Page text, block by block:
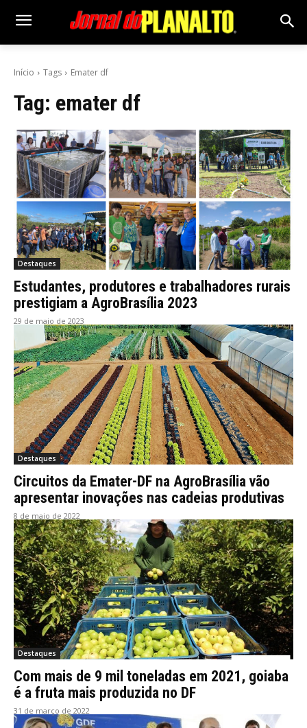
Início Tags Emater df
Tag: emater df
Destaques
Estudantes, produtores e trabalhadores rurais
prestigiam a AgroBrasília 2023
29 de maio de 2023
Destaques
Circuitos da Emater-DF na AgroBrasília vão
apresentar inovações nas cadeias produtivas
8 de maio de 2022
Destaques
Com mais de 9 mil toneladas em 2021, goiaba
é a fruta mais produzida no DF
31 de março de 2022